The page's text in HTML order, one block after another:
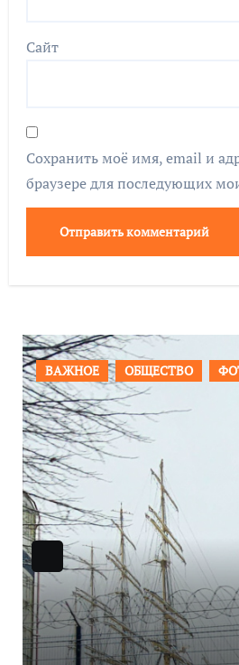
Сайт
Сохранить моё имя, email и
браузере для последующих
ПРОИСШЕСТВИЯ ФОТО